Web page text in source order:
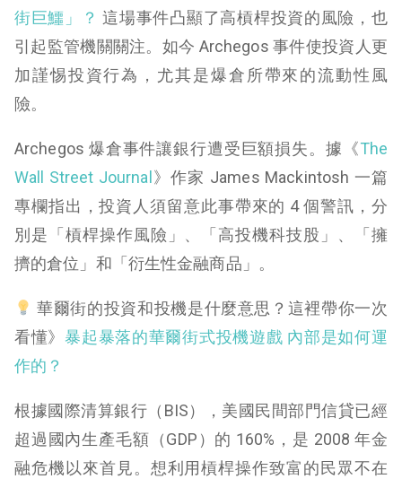
街巨鱷」？這場事件凸顯了高槓桿投資的風險，也
引起監管機關關注。如今 Archegos 事件使投資人更
加謹惕投資行為，尤其是爆倉所帶來的流動性風
險。
Archegos 爆倉事件讓銀行遭受巨額損失。據《The
Wall Street Journal 》作家 James Mackintosh 一篇
專欄指出，投資人須留意此事帶來的 4 個警訊，分
別是「槓桿操作風險」、「高投機科技股」、「擁
擠的倉位」和「衍生性金融商品」。
華爾街的投資和投機是什麼意思？這裡帶你一次
看懂》暴起暴落的華爾街式投機遊戲 內部是如何運
作的？
根據國際清算銀行（BIS），美國民間部門信貸已經
超過國內生產毛額（GDP）的 160%，是 2008 年金
融危機以來首見。想利用槓桿操作致富的民眾不在